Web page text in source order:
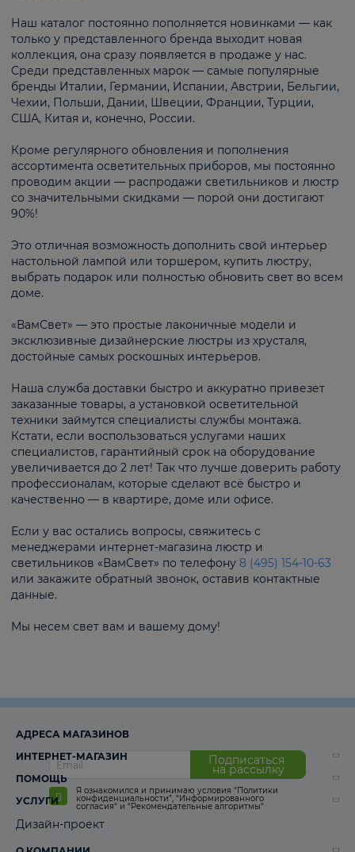
Наш каталог постоянно пополняется новинками — как
только у представленного бренда выходит новая
коллекция, она сразу появляется в продаже у нас.
Среди представленных марок — самые популярные
бренды Италии, Германии, Испании, Австрии, Бельгии,
Чехии, Польши, Дании, Швеции, Франции, Турции,
США, Китая и, конечно, России.
Кроме регулярного обновления и пополнения
ассортимента осветительных приборов, мы постоянно
проводим акции — распродажи светильников и люстр
со значительными скидками — порой они достигают
90%!
Это отличная возможность дополнить свой интерьер
настольной лампой или торшером, купить люстру,
выбрать подарок или полностью обновить свет во всем
доме.
«ВамСвет» — это простые лаконичные модели и
эксклюзивные дизайнерские люстры из хрусталя,
достойные самых роскошных интерьеров.
Наша служба доставки быстро и аккуратно привезет
заказанные товары, а установкой осветительной
техники займутся специалисты службы монтажа.
Кстати, если воспользоваться услугами наших
специалистов, гарантийный срок на оборудование
увеличивается до 2 лет! Так что лучше доверить работу
профессионалам, которые сделают всё быстро и
качественно — в квартире, доме или офисе.
Если у вас остались вопросы, свяжитесь с
менеджерами интернет-магазина люстр и
светильников «ВамСвет» по телефону 8 (495) 154-10-63
или закажите обратный звонок, оставив контактные
данные.
Мы несем свет вам и вашему дому!
Подписаться
на рассылку
Я ознакомился и принимаю условия “Политики
конфиденциальности”, “Информированного
согласия“ и “Рекомендательные алгоритмы“
АДРЕСА МАГАЗИНОВ
ИНТЕРНЕТ-МАГАЗИН
ПОМОЩЬ
УСЛУГИ
Дизайн-проект